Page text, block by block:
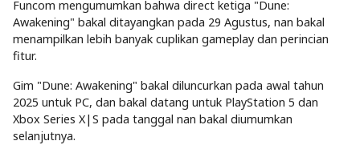
Funcom mengumumkan bahwa direct ketiga "Dune:
Awakening" bakal ditayangkan pada 29 Agustus, nan bakal
menampilkan lebih banyak cuplikan gameplay dan perincian
fitur.
Gim "Dune: Awakening" bakal diluncurkan pada awal tahun
2025 untuk PC, dan bakal datang untuk PlayStation 5 dan
Xbox Series X|S pada tanggal nan bakal diumumkan
selanjutnya.